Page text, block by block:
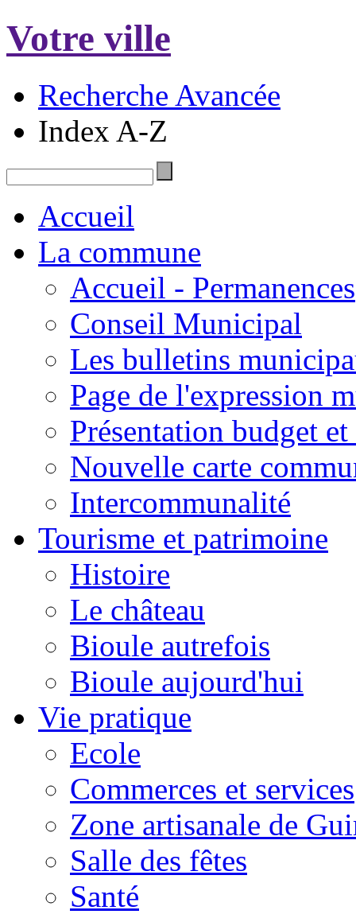
Votre ville
Recherche Avancée
Index A-Z
Accueil
La commune
Accueil - Permanences
Conseil Municipal
Les bulletins
Page de l'expression
Présentation budget
Nouvelle carte
Intercommunalité
Tourisme et patrimoine
Histoire
Le château
Bioule autrefois
Bioule aujourd'hui
Vie pratique
Ecole
Commerces et services
Zone artisanale de
Salle des fêtes
Santé